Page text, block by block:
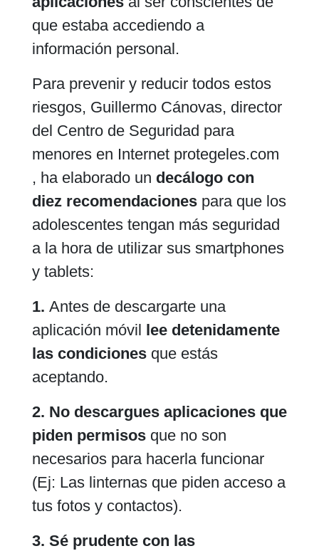
que estaba accediendo a
información personal.
Para prevenir y reducir todos estos
riesgos, Guillermo Cánovas, director
del Centro de Seguridad para
menores en Internet protegeles.com
, ha elaborado un decálogo con
diez recomendacionespara que los
adolescentes tengan más seguridad
a la hora de utilizar sus smartphones
y tablets:
1. Antes de descargarte una
aplicación móvil
lee detenidamente
las condicionesque estás
aceptando.
2. No descargues aplicaciones que
piden permisos que no son
necesarios para hacerla funcionar
(Ej: Las linternas que piden acceso a
tus fotos y contactos).
3. Sé prudente con las